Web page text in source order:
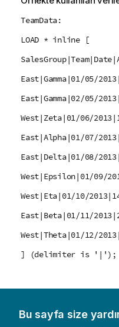
TeamData:
LOAD * inline [
East|Gamma|01/05/
East|Gamma|02/05/
West|Zeta|01/06/
East|Alpha|01/07/
East|Delta|01/08/
West|Epsilon|01/09/
West|Eta|01/10/
East|Beta|01/11/
West|Theta|01/12/
] (delimiter is '|');
Bu sayfa size